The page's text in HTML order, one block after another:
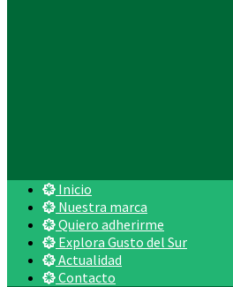
Inicio
Nuestra marca
Quiero adherirme
Explora Gusto del Sur
Actualidad
Contacto